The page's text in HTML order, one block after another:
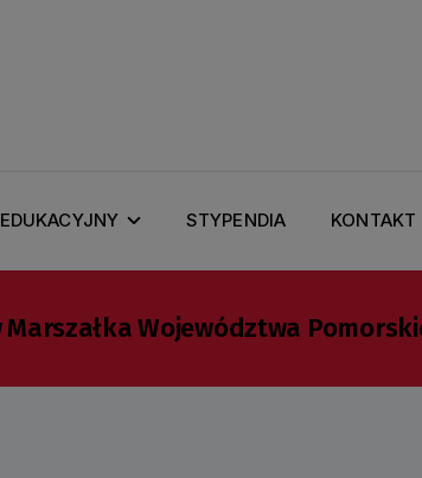
STYPENDIA KONTAKT
Województwa